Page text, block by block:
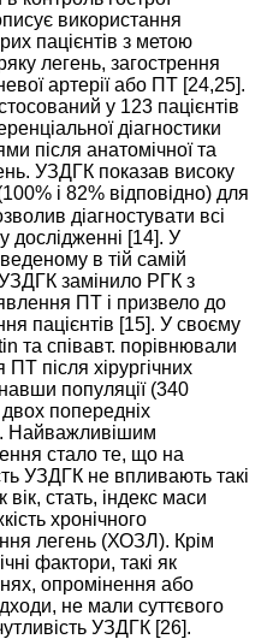
використання
пацієнтів з метою
легень, загострення
артерії або ПТ [24,25].
у 123 пацієнтів
діагностики
після анатомічної та
УЗДГК показав високу
і 82% відповідно) для
діагностувати всі
дослідженні [14]. У
в тій самій
замінило РГК з
ПТ і призвело до
пацієнтів [15]. У своєму
та співавт. порівнювали
після хірургічних
популяції (340
попередніх
Найважливішим
стало те, що на
УЗДГК не впливають такі
стать, індекс маси
хронічного
легень (ХОЗЛ). Крім
фактори, такі як
опромінення або
не мали суттєвого
УЗДГК [26].